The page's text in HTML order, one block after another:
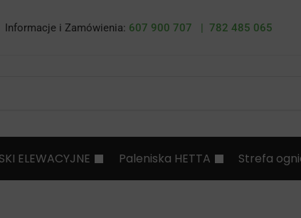
Informacje i Zamówienia: 607 900 707 | 782 485 065
ELEWACYJNE Paleniska HETTA Strefa